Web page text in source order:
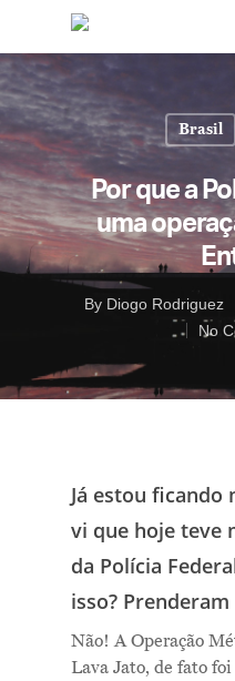
Hit enter to search
Brasil
Por que a
uma
By Diogo Rodriguez
No
Já estou ficando
vi que hoje teve
da Polícia
isso?
Não! A Operação
Lava Jato, de fato